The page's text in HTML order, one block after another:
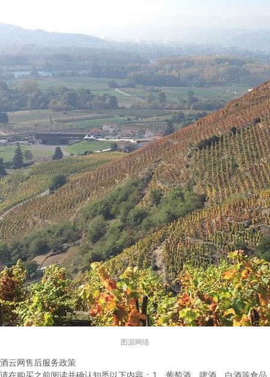
图源网络
酒云网售后服务政策